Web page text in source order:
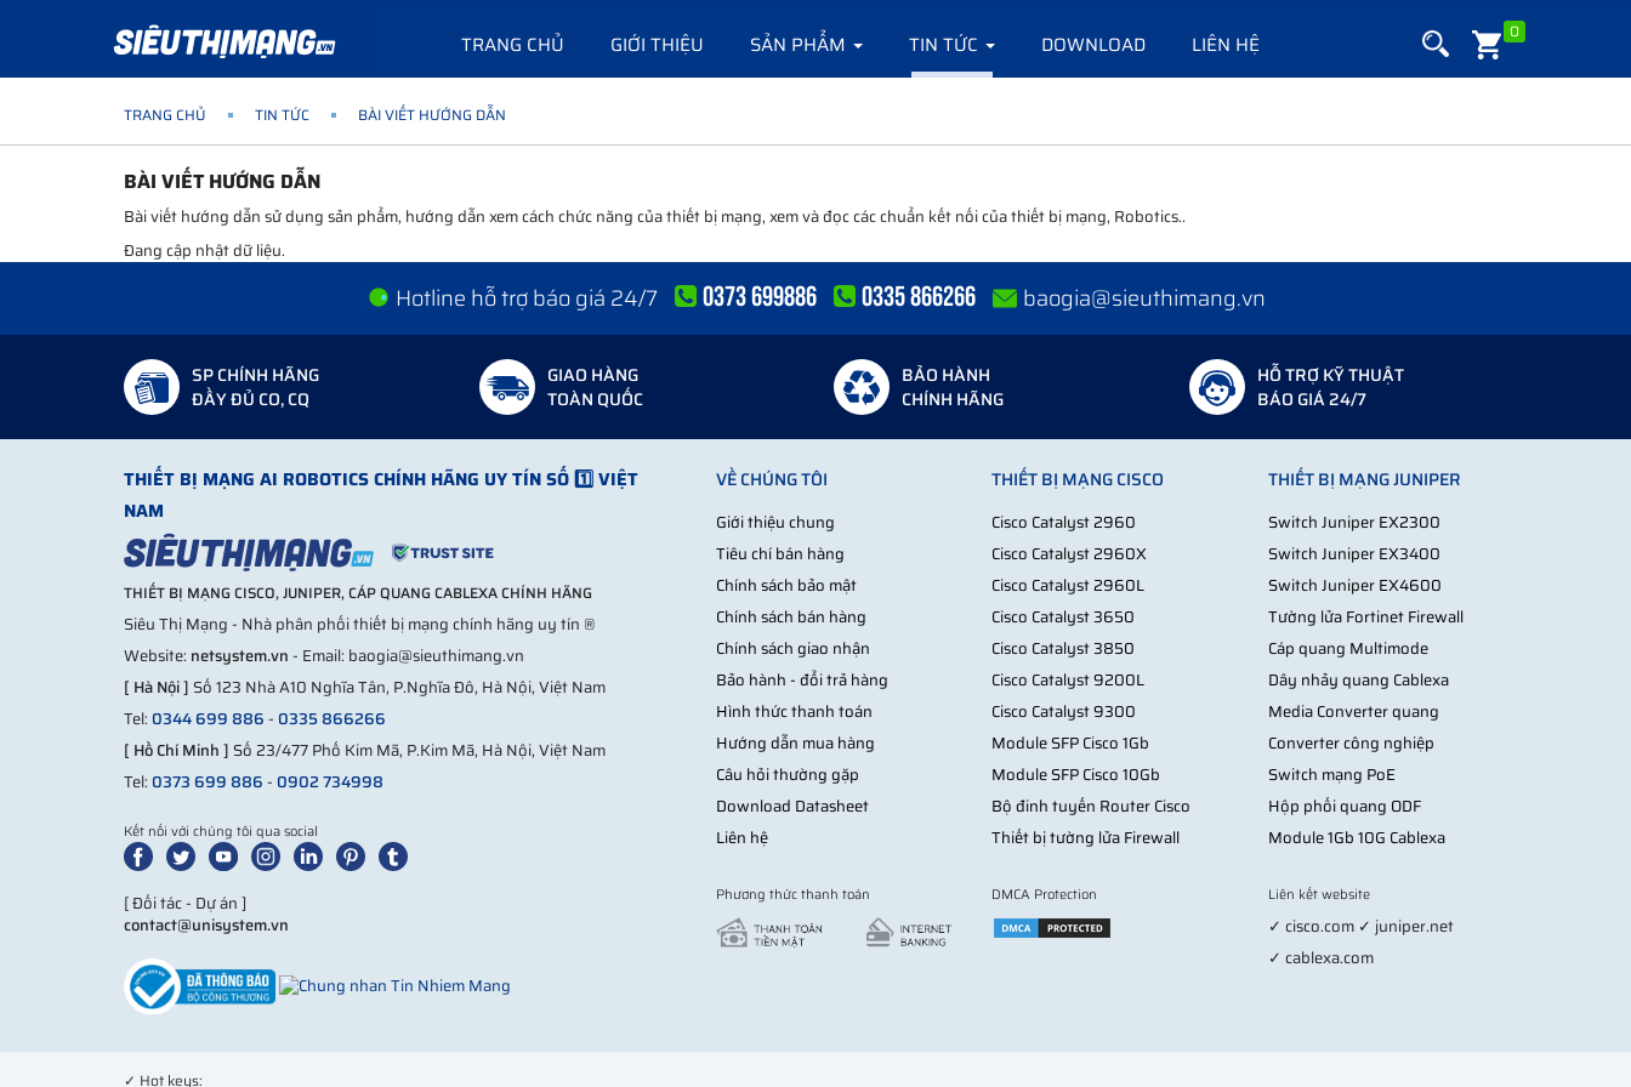
TRANG CHỦ GIỚI THIỆU SẢN PHẨM TIN TỨC DOWNLOAD LIÊN HỆ 0
TRANG CHỦ TIN TỨC BÀI VIẾT HƯỚNG DẪN
BÀI VIẾT HƯỚNG DẪN
Bài viết hướng dẫn sử dụng sản phẩm, hướng dẫn xem cách chức năng của thiết bị mạng, xem và đọc các chuẩn kết nối của thiết bị mạng, Robotics..
Đang cập nhật dữ liệu.
Hotline hỗ trợ báo giá 24/7 0373 699886 0335 866266 baogia@sieuthimang.vn
SP CHÍNH HÃNG
ĐẦY ĐỦ CO, CQ
GIAO HÀNG
TOÀN QUỐC
BẢO HÀNH
CHÍNH HÃNG
HỖ TRỢ KỸ THUẬT
BÁO GIÁ 24/7
THIẾT BỊ MẠNG AI ROBOTICS CHÍNH HÃNG UY TÍN SỐ 1️⃣ VIỆT
NAM
THIẾT BỊ MẠNG CISCO, JUNIPER, CÁP QUANG CABLEXA CHÍNH HÃNG
Siêu Thị Mạng - Nhà phân phối thiết bị mạng chính hãng uy tín ®
Website: netsystem.vn- Email: baogia@sieuthimang.vn
[ Hà Nội ] Số 123 Nhà A10 Nghĩa Tân, P.Nghĩa Đô, Hà Nội, Việt Nam
Tel:0344 699 886-0335 866266
[ Hồ Chí Minh ] Số 23/477 Phố Kim Mã, P.Kim Mã, Hà Nội, Việt Nam
Tel:0373 699 886-0902 734998
Kết nối với chúng tôi qua social
[ Đối tác - Dự án ]
contact@unisystem.vn
VỀ CHÚNG TÔI
Giới thiệu chung
Tiêu chí bán hàng
Chính sách bảo mật
Chính sách bán hàng
Chính sách giao nhận
Bảo hành - đổi trả hàng
Hình thức thanh toán
Hướng dẫn mua hàng
Câu hỏi thường gặp
Download Datasheet
Liên hệ
Phương thức thanh toán
THIẾT BỊ MẠNG CISCO
Cisco Catalyst 2960
Cisco Catalyst 2960X
Cisco Catalyst 2960L
Cisco Catalyst 3650
Cisco Catalyst 3850
Cisco Catalyst 9200L
Cisco Catalyst 9300
Module SFP Cisco 1Gb
Module SFP Cisco 10Gb
Bộ đinh tuyến Router Cisco
Thiết bị tường lửa Firewall
DMCA Protection
THIẾT BỊ MẠNG JUNIPER
Switch Juniper EX2300
Switch Juniper EX3400
Switch Juniper EX4600
Tường lửa Fortinet Firewall
Cáp quang Multimode
Dây nhảy quang Cablexa
Media Converter quang
Converter công nghiệp
Switch mạng PoE
Hộp phối quang ODF
Module 1Gb 10G Cablexa
Liên kết website
✓ cisco.com ✓ juniper.net
✓ cablexa.com
✓ Hot keys: